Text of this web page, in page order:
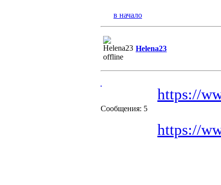
в начало
Helena23
Сообщения: 5
https://
https://